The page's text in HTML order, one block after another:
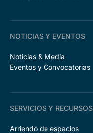
NOTICIAS Y EVENTOS
Noticias & Media
Eventos y Convocatorias
SERVICIOS Y RECURSOS
Arriendo de espacios